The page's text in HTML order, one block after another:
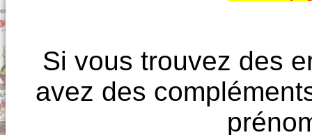
Si vous trouvez des
avez des